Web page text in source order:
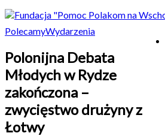
PolecamyWydarzenia
Polonijna Debata
Młodych w Rydze
zakończona –
zwycięstwo drużyny z
Łotwy